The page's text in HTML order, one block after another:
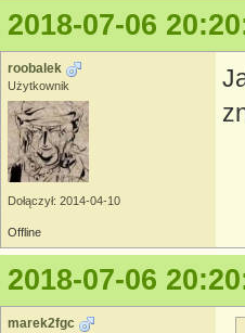
2018-07-06
roobalek
Użytkownik
Dołączył: 2014-04-10
Offline
2018-07-06
marek2fgc